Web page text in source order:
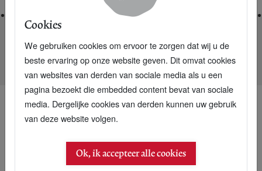
Nieuwsarchief
Unilever beste inkoper van heel Nederland
12 november 2006
Unilever beste inkoper
Cookies
We gebruiken cookies om ervoor te zorgen dat wij u de
beste ervaring op onze website geven. Dit omvat cookies
van websites van derden van sociale media als u een
pagina bezoekt die embedded content bevat van sociale
media. Dergelijke cookies van derden kunnen uw gebruik
van deze website volgen.
Ok, ik accepteer alle cookies